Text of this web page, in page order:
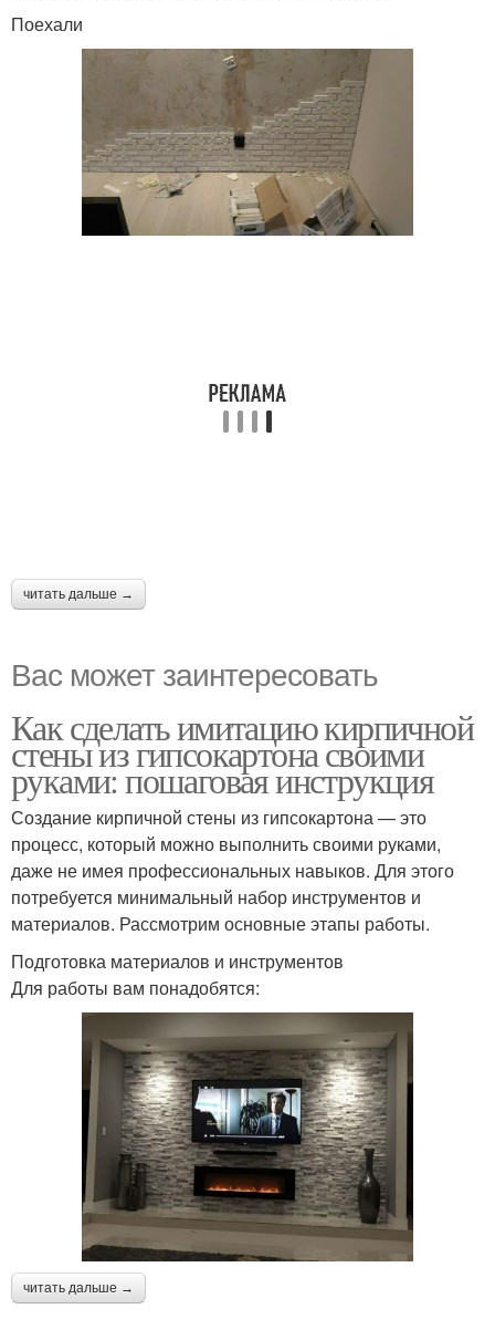
Поехали
читать дальше →
Вас может заинтересовать
Как сделать имитацию кирпичной
стены из гипсокартона своими
руками: пошаговая инструкция
Создание кирпичной стены из гипсокартона — это
процесс, который можно выполнить своими руками,
даже не имея профессиональных навыков. Для этого
потребуется минимальный набор инструментов и
материалов. Рассмотрим основные этапы работы.
Подготовка материалов и инструментов
Для работы вам понадобятся:
читать дальше →